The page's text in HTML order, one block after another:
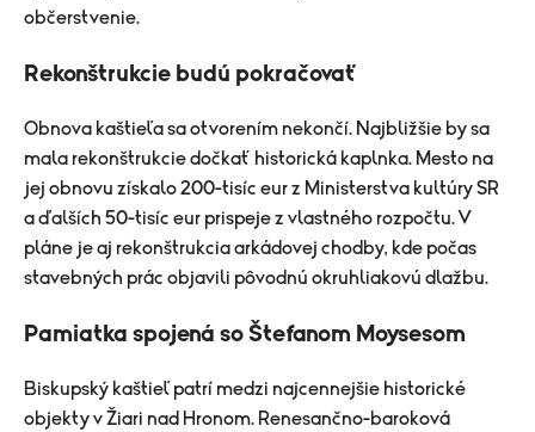
občerstvenie.
Rekonštrukcie budú pokračovať
Obnova kaštieľa sa otvorením nekončí. Najbližšie by sa
mala rekonštrukcie dočkať historická kaplnka. Mesto na
jej obnovu získalo 200-tisíc eur z Ministerstva kultúry SR
a ďalších 50-tisíc eur prispeje z vlastného rozpočtu. V
pláne je aj rekonštrukcia arkádovej chodby, kde počas
stavebných prác objavili pôvodnú okruhliakovú dlažbu.
Pamiatka spojená so Štefanom Moysesom
Biskupský kaštieľ patrí medzi najcennejšie historické
objekty v Žiari nad Hronom. Renesančno-baroková